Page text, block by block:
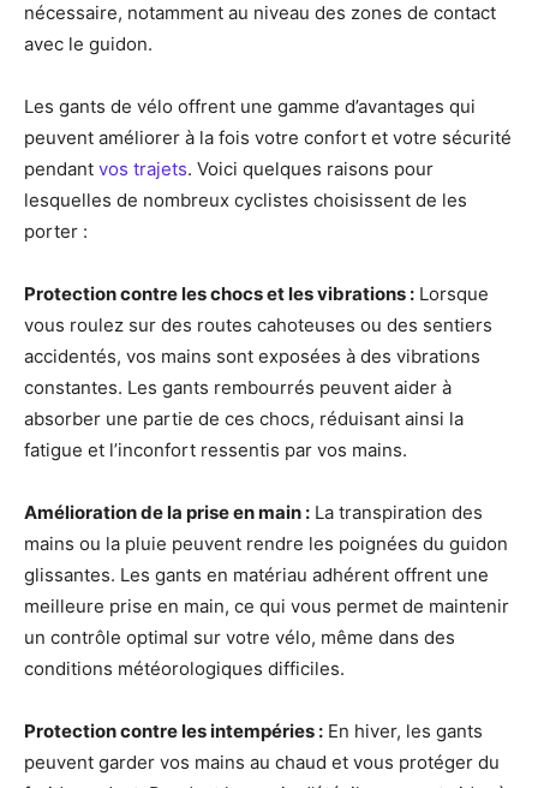
nécessaire, notamment au niveau des zones de contact
avec le guidon.
Les gants de vélo offrent une gamme d’avantages qui
peuvent améliorer à la fois votre confort et votre sécurité
pendant vos trajets. Voici quelques raisons pour
lesquelles de nombreux cyclistes choisissent de les
porter :
Protection contre les chocs et les vibrations : Lorsque
vous roulez sur des routes cahoteuses ou des sentiers
accidentés, vos mains sont exposées à des vibrations
constantes. Les gants rembourrés peuvent aider à
absorber une partie de ces chocs, réduisant ainsi la
fatigue et l’inconfort ressentis par vos mains.
Amélioration de la prise en main : La transpiration des
mains ou la pluie peuvent rendre les poignées du guidon
glissantes. Les gants en matériau adhérent offrent une
meilleure prise en main, ce qui vous permet de maintenir
un contrôle optimal sur votre vélo, même dans des
conditions météorologiques difficiles.
Protection contre les intempéries : En hiver, les gants
peuvent garder vos mains au chaud et vous protéger du